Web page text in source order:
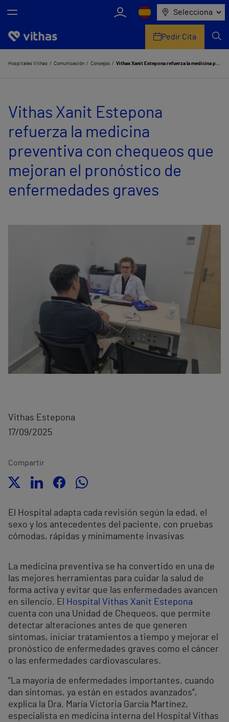
Selecciona
Nosotros
Servicios de salud
Equipo médico y asistencial
Información útil
Comunicación
Pedir Cita
Hospitales Vithas Comunicación Consejos Vithas Xanit Estepona refuerza la medicina preventiva con chequeos que mejoran el pronóstico de enfermedades graves
Vithas Xanit Estepona
refuerza la medicina
preventiva con chequeos que
mejoran el pronóstico de
enfermedades graves
Vithas Estepona
17/09/2025
Compartir
El Hospital adapta cada revisión según la edad, el
sexo y los antecedentes del paciente, con pruebas
cómodas, rápidas y mínimamente invasivas
La medicina preventiva se ha convertido en una de
las mejores herramientas para cuidar la salud de
forma activa y evitar que las enfermedades avancen
en silencio. El
Hospital Vithas Xanit Estepona
cuenta con una Unidad de Chequeos, que permite
detectar alteraciones antes de que generen
síntomas, iniciar tratamientos a tiempo y mejorar el
pronóstico de enfermedades graves como el cáncer
o las enfermedades cardiovasculares.
“La mayoría de enfermedades importantes, cuando
dan síntomas, ya están en estados avanzados”,
explica la Dra. María Victoria García Martínez,
especialista en medicina interna del Hospital Vithas